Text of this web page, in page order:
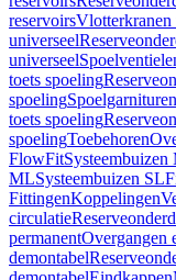
reservoirsVlotterkranen
universeel
universeel
toets spoeling
spoelingSpoelgarnituren
toets spoeling
spoelingToebehoren
FlowFitSysteembuizen
MLSysteembuizen SL
FittingenKoppelingen
circulatie
permanentOvergangen
demontabel